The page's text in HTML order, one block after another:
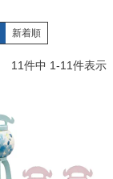
新着順
11件中 1-11件表示